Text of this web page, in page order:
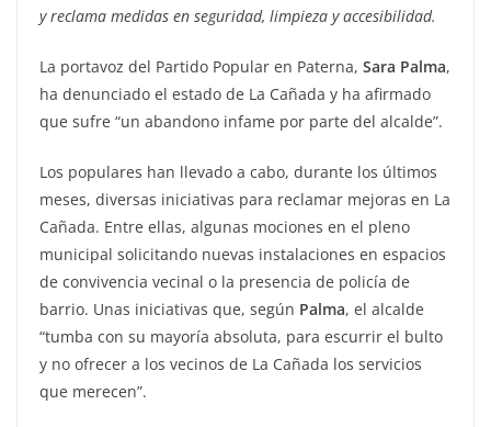
y reclama medidas en seguridad, limpieza y accesibilidad.
La portavoz del Partido Popular en Paterna, Sara Palma,
ha denunciado el estado de La Cañada y ha afirmado
que sufre “un abandono infame por parte del alcalde”.
Los populares han llevado a cabo, durante los últimos
meses, diversas iniciativas para reclamar mejoras en La
Cañada. Entre ellas, algunas mociones en el pleno
municipal solicitando nuevas instalaciones en espacios
de convivencia vecinal o la presencia de policía de
barrio. Unas iniciativas que, según Palma, el alcalde
“tumba con su mayoría absoluta, para escurrir el bulto
y no ofrecer a los vecinos de La Cañada los servicios
que merecen”.